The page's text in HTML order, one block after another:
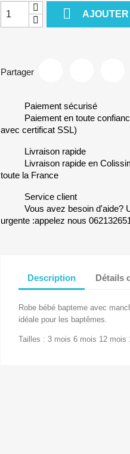

Partager
Paiement sécurisé
Paiement en toute
avec certificat SSL)
Livraison rapide
Livraison rapide en
toute la France
Service client
Vous avez besoin d'aide?
urgente :appelez nous
Description Détails
Robe bébé bapteme avec
idéale pour les baptêmes.
Tailles : 3 mois 6 mois 12 mois